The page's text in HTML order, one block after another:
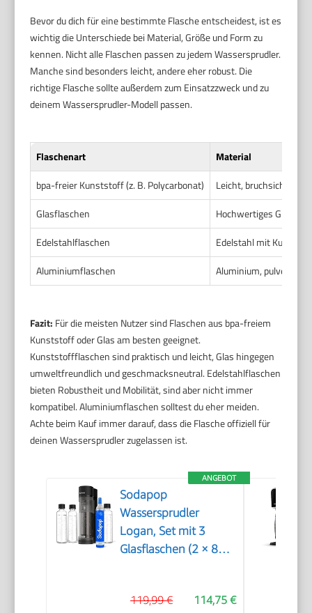
Bevor du dich für eine bestimmte Flasche entscheidest, ist es
wichtig die Unterschiede bei Material, Größe und Form zu
kennen. Nicht alle Flaschen passen zu jedem Wassersprudler.
Manche sind besonders leicht, andere eher robust. Die
richtige Flasche sollte außerdem zum Einsatzzweck und zu
deinem Wassersprudler-Modell passen.
Flaschenart
Material
bpa-freier Kunststoff (z. B. Polycarbonat)
Leicht, bruchsicher
Glasflaschen
Hochwertiges Glas
Edelstahlflaschen
Edelstahl mit
Aluminiumflaschen
Aluminium,
Fazit: Für die meisten Nutzer sind Flaschen aus bpa-freiem
Kunststoff oder Glas am besten geeignet.
Kunststoffflaschen sind praktisch und leicht, Glas hingegen
umweltfreundlich und geschmacksneutral. Edelstahlflaschen
bieten Robustheit und Mobilität, sind aber nicht immer
kompatibel. Aluminiumflaschen solltest du eher meiden.
Achte beim Kauf immer darauf, dass die Flasche offiziell für
deinen Wassersprudler zugelassen ist.
ANGEBOT
Sodapop
Wassersprudler
Logan, Set mit 3
Glasflaschen (2 × 850
Matt Schwarz, Höhe
114,75 €
119,99 €